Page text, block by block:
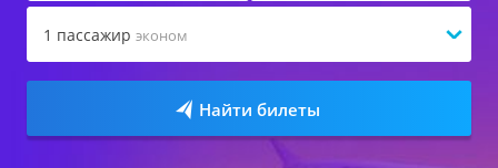
1 пассажир эконом
Найти билеты